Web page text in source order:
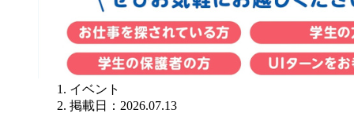
イベント
掲載日：2026.07.13